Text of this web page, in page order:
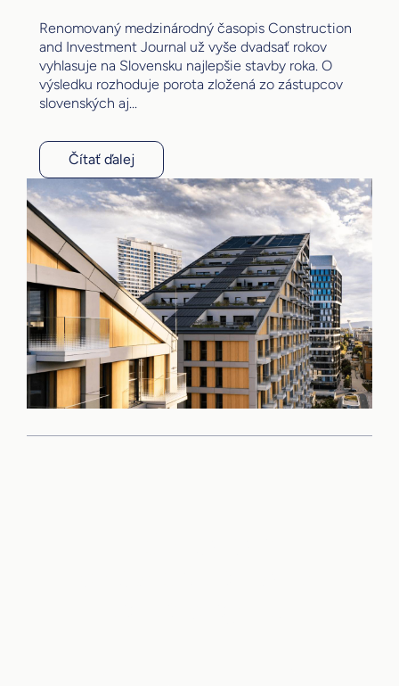
Renomovaný medzinárodný časopis Construction
and Investment Journal už vyše dvadsať rokov
vyhlasuje na Slovensku najlepšie stavby roka. O
výsledku rozhoduje porota zložená zo zástupcov
slovenských aj...
Čítať ďalej